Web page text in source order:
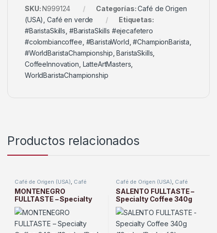
0
d
e
5
SKU:N999124 Categorías:Café de Origen
(USA) ,Café en verde
Etiquetas:
#BaristaSkills #BaristaSkills #ejecafetero
#colombiancoffee #BaristaWorld ,#ChampionBarista
#WorldBaristaChampionship ,BaristaSkills
CoffeeInnovation LatteArtMasters
WorldBaristaChampionship
Productos relacionados
Café de Origen (USA) Café
MONTENEGRO
FULLTASTE – Specialty
Coffee 340g (12oz) –
(Pack of 3)
Café de Origen (USA) Café
SALENTO FULLTASTE –
Specialty Coffee 340g
(12oz) – (Pack of 3)